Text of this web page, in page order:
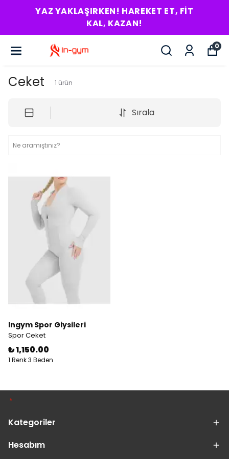
YAZ YAKLAŞIRKEN! HAREKET ET, FIT
KAL, KAZAN!
0
Ceket 1 ürün
Sırala
Ingym Spor Giysileri
Spor Ceket
₺ 1,150.00
1 Renk 3 Beden
Kategoriler
Hesabım